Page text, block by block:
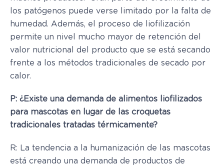
los patógenos puede verse limitado por la falta de
humedad. Además, el proceso de liofilización
permite un nivel mucho mayor de retención del
valor nutricional del producto que se está secando
frente a los métodos tradicionales de secado por
calor.
P: ¿Existe una demanda de alimentos liofilizados
para mascotas en lugar de las croquetas
tradicionales tratadas térmicamente?
R: La tendencia a la humanización de las mascotas
está creando una demanda de productos de